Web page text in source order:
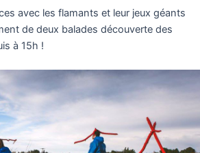
avec les flamants et leur jeux géants
de deux balades découverte des
à 15h !